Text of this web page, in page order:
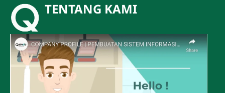
TENTANG KAMI